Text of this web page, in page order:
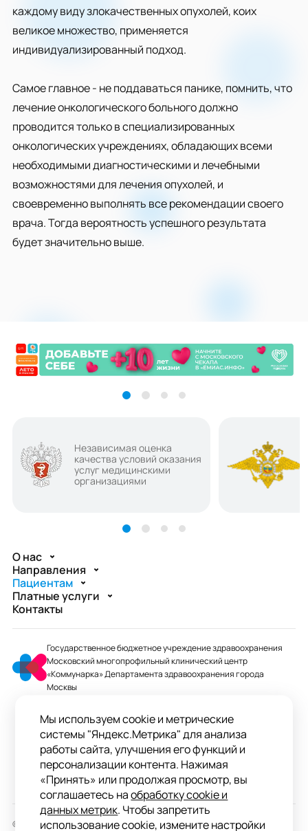
каждому виду злокачественных опухолей, коих
великое множество, применяется
индивидуализированный подход.
Самое главное - не поддаваться панике, помнить, что
лечение онкологического больного должно
проводится только в специализированных
онкологических учреждениях, обладающих всеми
необходимыми диагностическими и лечебными
возможностями для лечения опухолей, и
своевременно выполнять все рекомендации своего
врача. Тогда вероятность успешного результата
будет значительно выше.
Независимая оценка
качества условий оказания
услуг медицинскими
организациями
О нас
Направления
Пациентам
Платные услуги
Контакты
Государственное бюджетное учреждение здравоохранения
Московский многопрофильный клинический центр
«Коммунарка» Департамента здравоохранения города
Москвы
+7 495 744-07-03
Колл-центр работает до 20:00
ул. Сосенский Стан, д. 8, п. Коммунарка
вн.тер.г. поселение Сосенское, Москва
© 2026 ГБУЗ «ММКЦ «Коммунарка» ДЗМ»
Мы используем cookie и метрические
системы "Яндекс.Метрика" для анализа
работы сайта, улучшения его функций и
персонализации контента. Нажимая
«Принять» или продолжая просмотр, вы
соглашаетесь наобработку cookie и
данных метрик. Чтобы запретить
использование cookie, измените настройки